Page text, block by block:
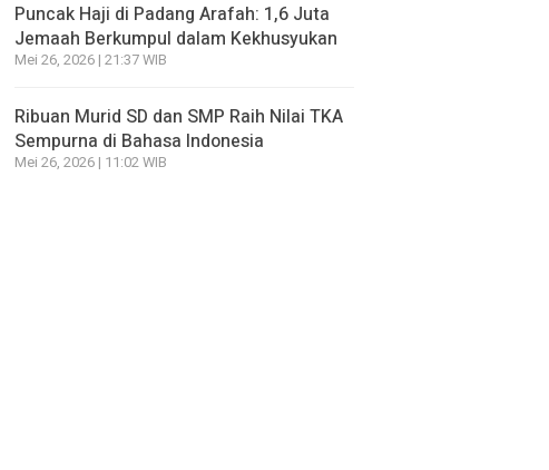
Puncak Haji di Padang Arafah: 1,6 Juta
Jemaah Berkumpul dalam Kekhusyukan
Mei 26, 2026 | 21:37 WIB
Ribuan Murid SD dan SMP Raih Nilai TKA
Sempurna di Bahasa Indonesia
Mei 26, 2026 | 11:02 WIB